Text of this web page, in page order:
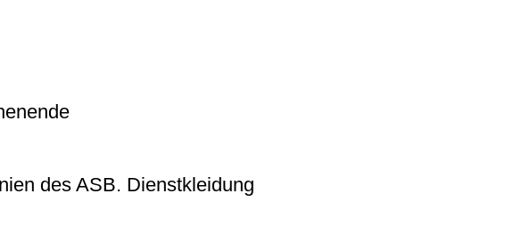
des ASB. Dienstkleidung